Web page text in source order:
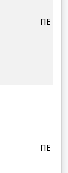
ΠΕ
ΠΕ